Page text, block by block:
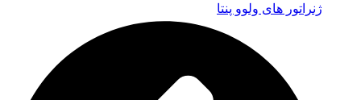
ژنراتور های ولوو پنتا